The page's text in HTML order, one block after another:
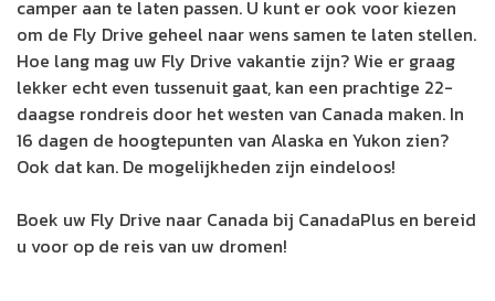
camper aan te laten passen. U kunt er ook voor kiezen
om de Fly Drive geheel naar wens samen te laten stellen.
Hoe lang mag uw Fly Drive vakantie zijn? Wie er graag
lekker echt even tussenuit gaat, kan een prachtige 22-
daagse rondreis door het westen van Canada maken. In
16 dagen de hoogtepunten van Alaska en Yukon zien?
Ook dat kan. De mogelijkheden zijn eindeloos!
Boek uw Fly Drive naar Canada bij CanadaPlus en bereid
u voor op de reis van uw dromen!